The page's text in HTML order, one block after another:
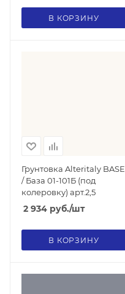
В КОРЗИНУ
Грунтовка Alteritaly BASE
/ База 01-101Б (под
колеровку) арт.2,5
2 934 руб./шт
В КОРЗИНУ